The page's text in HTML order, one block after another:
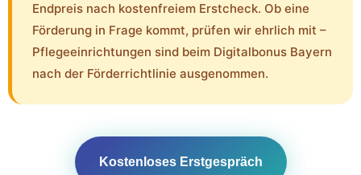
Endpreis nach kostenfreiem Erstcheck. Ob eine
Förderung in Frage kommt, prüfen wir ehrlich mit –
Pflegeeinrichtungen sind beim Digitalbonus Bayern
nach der Förderrichtlinie ausgenommen.
Kostenloses Erstgespräch